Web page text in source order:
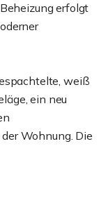
erfolgt
weiß
ein neu
Wohnung. Die